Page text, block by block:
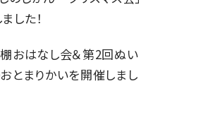
した！
おはなし会＆第2回ぬい
とまりかいを開催しまし